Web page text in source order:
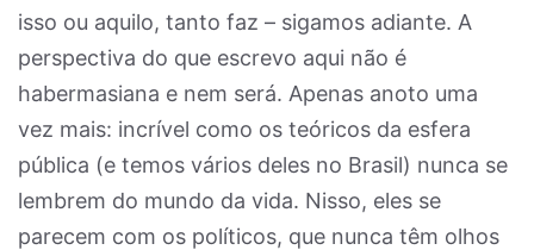
isso ou aquilo, tanto faz – sigamos adiante. A
perspectiva do que escrevo aqui não é
habermasiana e nem será. Apenas anoto uma
vez mais: incrível como os teóricos da esfera
pública (e temos vários deles no Brasil) nunca se
lembrem do mundo da vida. Nisso, eles se
parecem com os políticos, que nunca têm olhos